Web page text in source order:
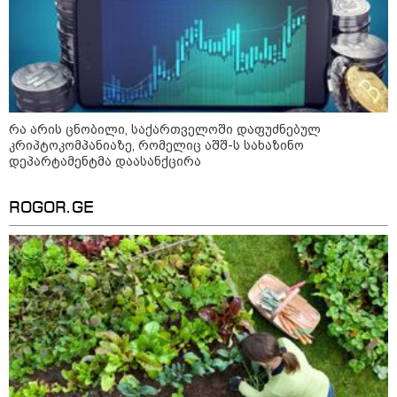
შსს - პოლიციამ თბილისში
კურიერზე ჯგუფურად ძალადობის
ბრალდებით სამი პირი, მათ
შორის ორი არასრულწლოვანი
დააკავა - კიდევ ორი პირის
დაკავების მიზნით კი შესაბამისი
ღონისძიებები ტარდება
მოზაიკა
რა არის ცნობილი, საქართველოში დაფუძნებულ
კრიპტოკომპანიაზე, რომელიც აშშ-ს სახაზინო
დეპარტამენტმა დაასანქცირა
ROGOR.GE